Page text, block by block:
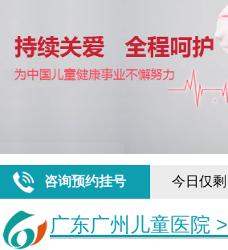
咨询预约挂号 今日仅剩
广东广州儿童医院 >